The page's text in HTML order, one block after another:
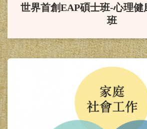
教育部113年教學實踐計
部113年教學實踐計畫補
本校謝麗紅教
教授榮獲國科會113年研
世界首創EAP碩士班-心理健
班